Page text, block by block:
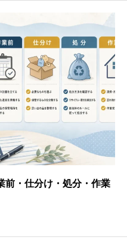
前・仕分け・処分・作業